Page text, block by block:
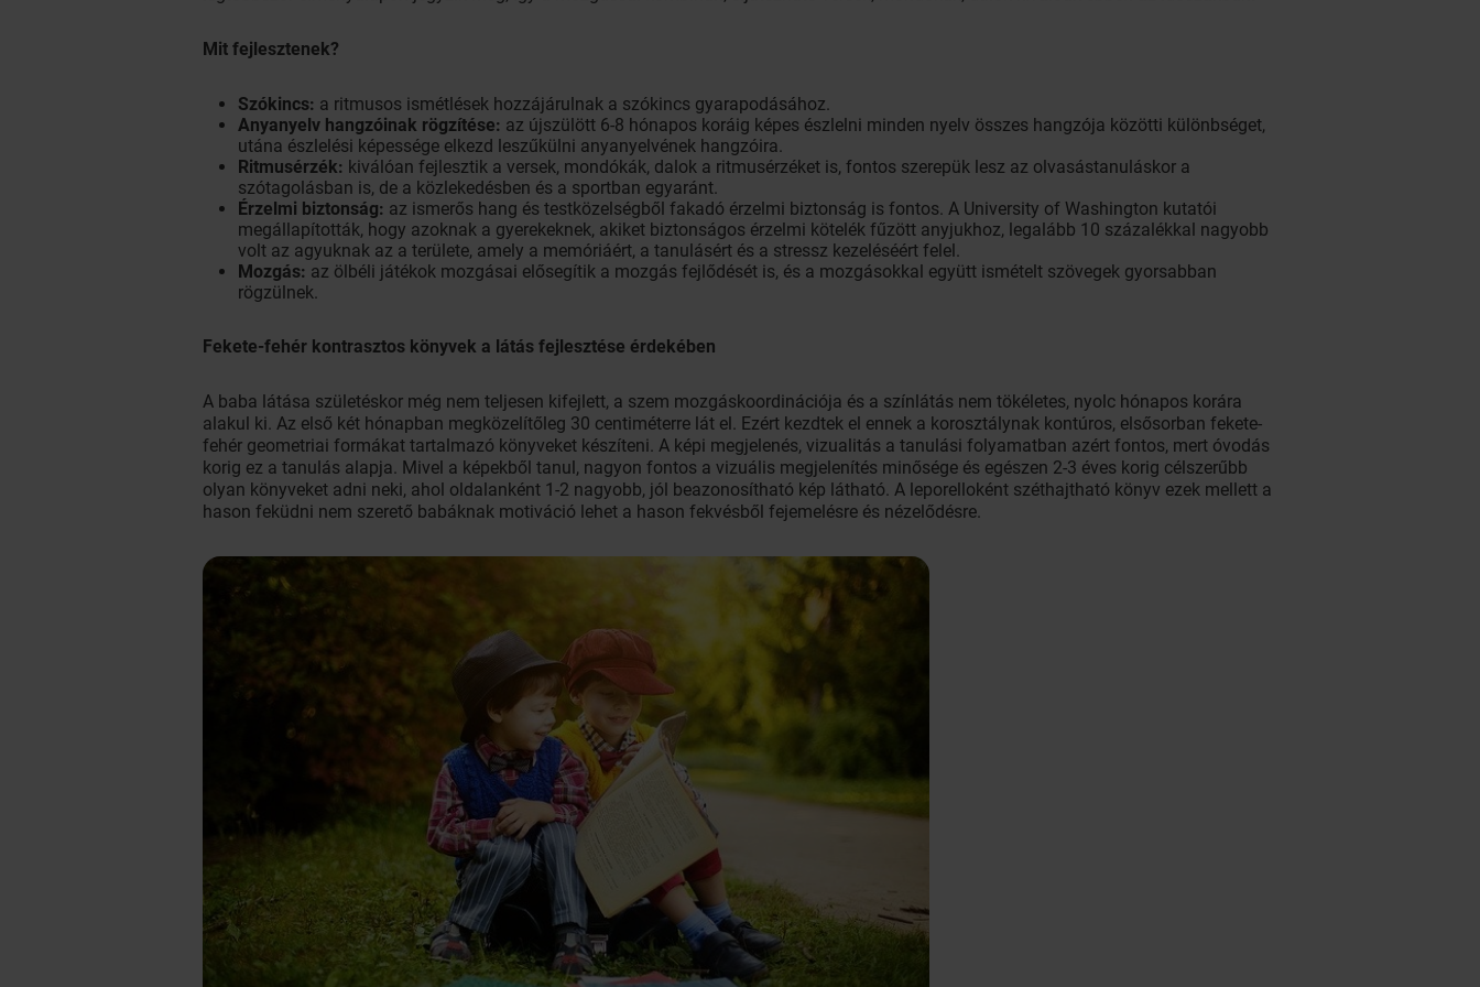
Mit fejlesztenek?
Szókincs: a ritmusos ismétlések hozzájárulnak a szókincs gyarapodásához.
Anyanyelv hangzóinak rögzítése: az újszülött 6-8 hónapos koráig képes észlelni minden nyelv összes hangzója közötti különbséget,
utána észlelési képessége elkezd leszűkülni anyanyelvének hangzóira.
Ritmusérzék: kiválóan fejlesztik a versek, mondókák, dalok a ritmusérzéket is, fontos szerepük lesz az olvasástanuláskor a
szótagolásban is, de a közlekedésben és a sportban egyaránt.
Érzelmi biztonság: az ismerős hang és testközelségből fakadó érzelmi biztonság is fontos. A University of Washington kutatói
megállapították, hogy azoknak a gyerekeknek, akiket biztonságos érzelmi kötelék fűzött anyjukhoz, legalább 10 százalékkal nagyobb
volt az agyuknak az a területe, amely a memóriáért, a tanulásért és a stressz kezeléséért felel.
Mozgás: az ölbéli játékok mozgásai elősegítik a mozgás fejlődését is, és a mozgásokkal együtt ismételt szövegek gyorsabban
rögzülnek.
Fekete-fehér kontrasztos könyvek a látás fejlesztése érdekében
A baba látása születéskor még nem teljesen kifejlett, a szem mozgáskoordinációja és a színlátás nem tökéletes, nyolc hónapos korára
alakul ki. Az első két hónapban megközelítőleg 30 centiméterre lát el. Ezért kezdtek el ennek a korosztálynak kontúros, elsősorban fekete-
fehér geometriai formákat tartalmazó könyveket készíteni. A képi megjelenés, vizualitás a tanulási folyamatban azért fontos, mert óvodás
korig ez a tanulás alapja. Mivel a képekből tanul, nagyon fontos a vizuális megjelenítés minősége és egészen 2-3 éves korig célszerűbb
olyan könyveket adni neki, ahol oldalanként 1-2 nagyobb, jól beazonosítható kép látható. A leporelloként széthajtható könyv ezek mellett a
hason feküdni nem szerető babáknak motiváció lehet a hason fekvésből fejemelésre és nézelődésre.